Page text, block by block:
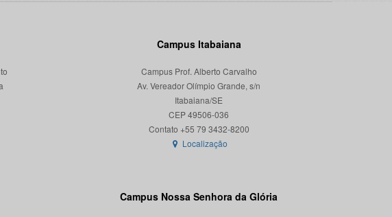
Campus Itabaiana
Campus Prof. Alberto Carvalho
Av. Vereador Olímpio Grande, s/n
Itabaiana/SE
CEP 49506-036
Localização
Campus Nossa Senhora da Glória